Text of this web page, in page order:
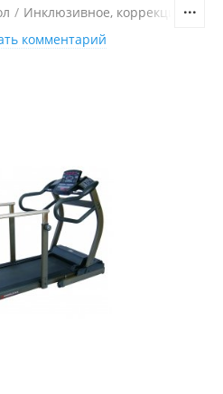
/ Инклюзивное, коррекционное
комментарий